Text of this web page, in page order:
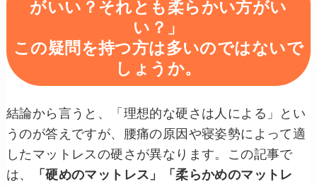
がいい？それとも柔らかい方がい
い？」
この疑問を持つ方は多いのではないで
しょうか。
結論から言うと、「理想的な硬さは人による」とい
うのが答えですが、腰痛の原因や寝姿勢によって適
したマットレスの硬さが異なります。この記事で
は、
「硬めのマットレス」「柔らかめのマットレ